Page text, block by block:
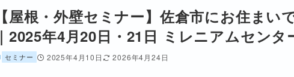
【屋根・外壁セミナー】佐倉市にお住ま
｜2025年4月20日・21日 ミレニアムセンタ
セミナー 2025年4月10日 2026年4月24日